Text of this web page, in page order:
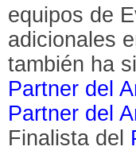
equipos de
adicionales
también ha
Partner del
Partner del
Finalista del